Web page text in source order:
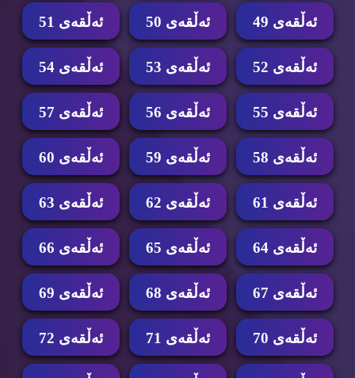
ئه‌ڵقه‌ی 49 ئه‌ڵقه‌ی 50 ئه‌ڵقه‌ی 51
ئه‌ڵقه‌ی 52 ئه‌ڵقه‌ی 53 ئه‌ڵقه‌ی 54
ئه‌ڵقه‌ی 55 ئه‌ڵقه‌ی 56 ئه‌ڵقه‌ی 57
ئه‌ڵقه‌ی 58 ئه‌ڵقه‌ی 59 ئه‌ڵقه‌ی 60
ئه‌ڵقه‌ی 61 ئه‌ڵقه‌ی 62 ئه‌ڵقه‌ی 63
ئه‌ڵقه‌ی 64 ئه‌ڵقه‌ی 65 ئه‌ڵقه‌ی 66
ئه‌ڵقه‌ی 67 ئه‌ڵقه‌ی 68 ئه‌ڵقه‌ی 69
ئه‌ڵقه‌ی 70 ئه‌ڵقه‌ی 71 ئه‌ڵقه‌ی 72